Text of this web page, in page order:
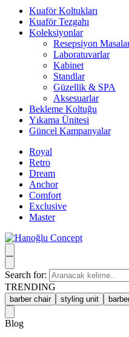
Kuaför Koltukları
Kuaför Tezgahı
Koleksiyonlar
Resepsiyon
Laboratuvarlar
Kabinet
Standlar
Güzellik & SPA
Aksesuarlar
Bekleme Koltuğu
Yıkama Ünitesi
Güncel Kampanyalar
Royal
Retro
Dream
Anchor
Comfort
Exclusive
Master
Search for:
TRENDING
barber chair styling unit
Blog